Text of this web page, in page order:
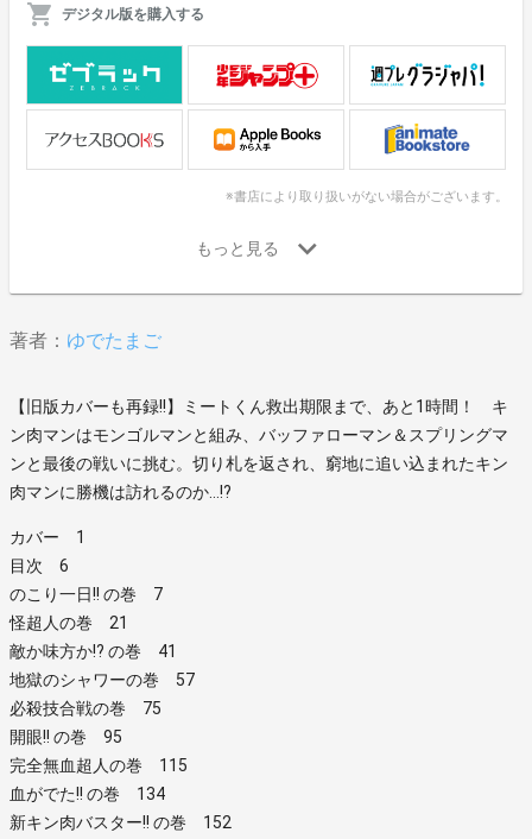
デジタル版を購入する
※書店により取り扱いがない場合がございます。
著者： ゆでたまご
【旧版カバーも再録!!】ミートくん救出期限まで、あと1時間！ キ
ン肉マンはモンゴルマンと組み、バッファローマン＆スプリングマ
ンと最後の戦いに挑む。切り札を返され、窮地に追い込まれたキン
肉マンに勝機は訪れるのか…!?
カバー 1
目次 6
のこり一日!! の巻 7
怪超人の巻 21
敵か味方か!? の巻 41
地獄のシャワーの巻 57
必殺技合戦の巻 75
開眼!! の巻 95
完全無血超人の巻 115
血がでた!! の巻 134
新キン肉バスター!! の巻 152